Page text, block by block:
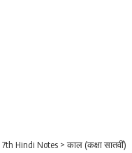
7th Hindi Notes >काल (कक्षा सातवीं)